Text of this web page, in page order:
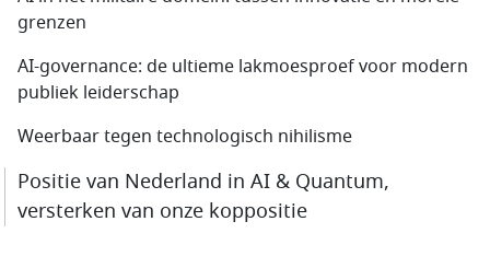
grenzen
AI-governance: de ultieme lakmoesproef voor modern
publiek leiderschap
Weerbaar tegen technologisch nihilisme
Positie van Nederland in AI & Quantum,
versterken van onze koppositie